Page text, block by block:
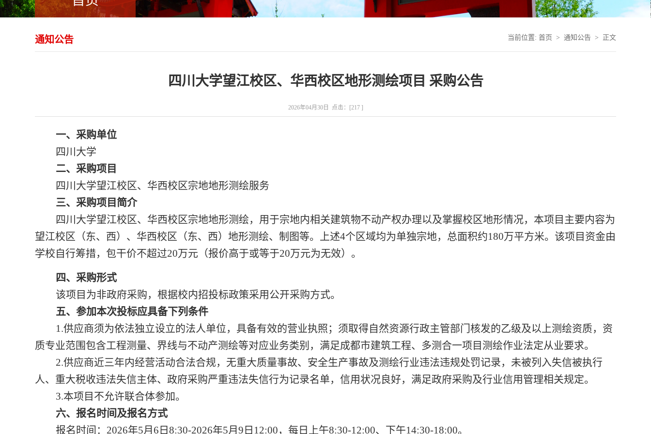
通知公告 当前位置: 首页 > 通知公告 > 正文
四川大学望江校区、华西校区地形测绘项目 采购公告
2026年04月30日 点击：[217 ]
一、 采购单位
四川大学
二、 采购项目
四川大学望江校区、 华西校区宗地地形测绘服务
三、 采购项目简介
四川大学望江校区、华西校区宗地地形测绘，用于宗地内相关建筑物不动产权办理以及掌握校区地形情况，本项目主要内容为
望江校区（东、西）、华西校区（东、西）地形测绘、制图等。上述4个区域均为单独宗地，总面积约180万平方米。该项目资金由
学校自行筹措，包干价不超过20万元（报价高于或等于20万元为无效）。
四、 采购形式
该项目为非政府采购，根据校内招投标政策采用公开采购方式。
五、参加本次投标应具备下列条件
1.供应商须为依法独立设立的法人单位，具备有效的营业执照；须取得自然资源行政主管部门核发的乙级及以上测绘资质，资
质专业范围包含工程测量、界线与不动产测绘等对应业务类别，满足成都市建筑工程、多测合一项目测绘作业法定从业要求。
2.供应商近三年内经营活动合法合规，无重大质量事故、安全生产事故及测绘行业违法违规处罚记录，未被列入失信被执行
人、重大税收违法失信主体、政府采购严重违法失信行为记录名单，信用状况良好，满足政府采购及行业信用管理相关规定。
3.本项目不允许联合体参加。
六、报名时间及报名方式
报名时间： 2026年5月6日8:30-2026年5月9日12:00，每日上午8:30-12:00、下午14:30-18:00。